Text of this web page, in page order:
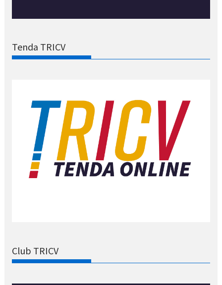
Tenda TRICV
Club TRICV